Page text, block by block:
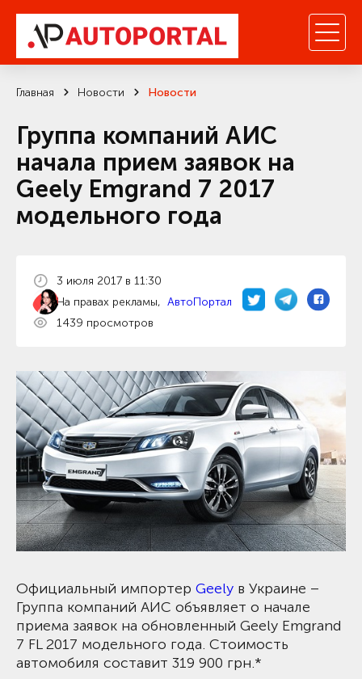
Главная Новости Новости
Группа компаний АИС
начала прием заявок на
Geely Emgrand 7 2017
модельного года
3 июля 2017 в 11:30
На правах рекламы, АвтоПортал
1439 просмотров
Официальный импортер Geely в Украине –
Группа компаний АИС объявляет о начале
приема заявок на обновленный Geely Emgrand
7 FL 2017 модельного года. Стоимость
автомобиля составит 319 900 грн.*